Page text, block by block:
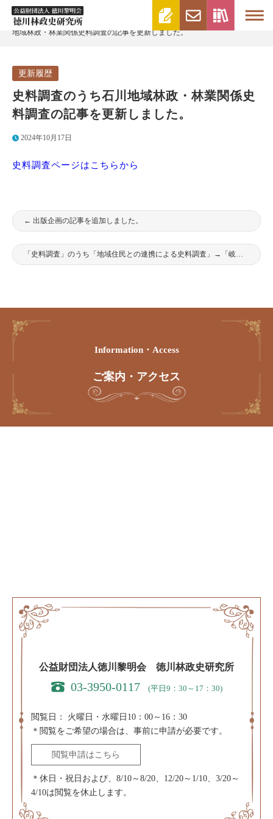
徳川林政史研究所 | 財団法人徳川黎明会 更新履歴 >史料調査のうち石川
地域林政・林業関係史料調査の記事を更新しました。
更新履歴
史料調査のうち石川地域林政・林業関係史
料調査の記事を更新しました。
2024年10月17日
史料調査ページはこちらから
← 出版企画の記事を追加しました。
「史料調査」のうち「地域住民との連携による史料調査」→「岐阜県中津川市加子母地区での史料調査」を更新しました。
Information・access
ご案内・アクセス
公益財団法人徳川黎明会 徳川林政史研究所
03-3950-0117 (平日9：30～17：30)
閲覧日：
火曜日・水曜日10：00～16：30
＊閲覧をご希望の場合は、事前に申請が必要です。
閲覧申請はこちら
＊休日・祝日および、8/10～8/20、12/20～1/10、3/20～
4/10は閲覧を休止します。